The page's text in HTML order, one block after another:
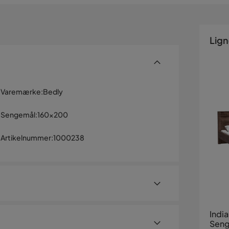
Varemærke:Bedly
Sengemål:160x200
Artikelnummer:1000238